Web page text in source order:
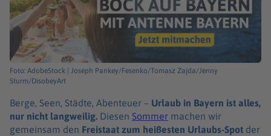
Foto: AdobeStock | Joseph Pankey/Fesenko/Tomasz Zajda/Jenny
Sturm/DisobeyArt
Berge, Seen, Städte, Abenteuer – Urlaub in Bayern ist alles,
nur nicht langweilig. Diesen Sommer machen wir
gemeinsam den Freistaat zum heißesten Urlaubs-Spot der